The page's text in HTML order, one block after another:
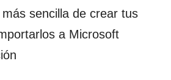
sencilla de crear tus
a Microsoft